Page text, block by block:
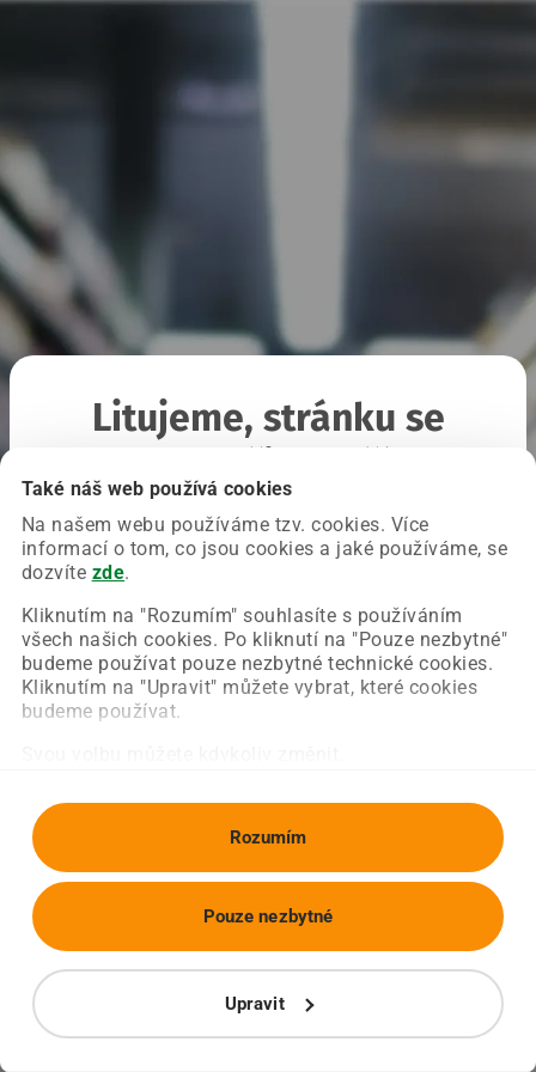
Také náš web používá cookies
Na našem webu používáme tzv. cookies. Více
informací o tom, co jsou cookies a jaké používáme, se
dozvíte zde.
Kliknutím na "Rozumím" souhlasíte s používáním
všech našich cookies. Po kliknutí na "Pouze nezbytné"
budeme používat pouze nezbytné technické cookies.
Kliknutím na "Upravit" můžete vybrat, které cookies
budeme používat.
Rozumím
Upravit
Pouze nezbytné
Litujeme, stránku se
Chyba nastala na naší straně a už ji opravujeme.
Zkuste prosím znovu načíst požadovanou stránku.
Obnovit stránku Úvodní strana